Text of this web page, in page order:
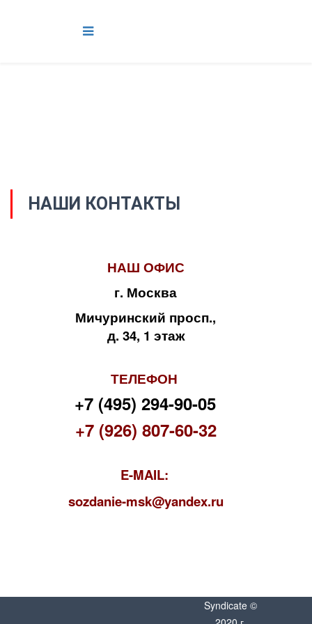
НАШИ КОНТАКТЫ
НАШ ОФИС
г. Москва
Мичуринский просп.,
д. 34, 1 этаж
ТЕЛЕФОН
+7 (495) 294-90-05
+7 (926) 807-60-32
E-MAIL:
sozdanie-msk@yandex.ru
Syndicate ©